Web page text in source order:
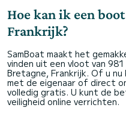
Hoe kan ik een
Frankrijk?
SamBoat maakt het
vinden uit een vloot van
Bretagne, Frankrijk. Of u
met de eigenaar of direct
volledig gratis. U kunt de
veiligheid online verrichten.